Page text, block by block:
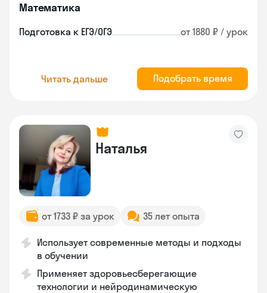
Математика
Подготовка к ЕГЭ/ОГЭ от 1880 ₽ / урок
Читать дальше Подобрать время
Наталья
от 1733 ₽ за урок 35 лет опыта
Использует современные методы и подходы
в обучении
Применяет здоровьесберегающие
технологии и нейродинамическую